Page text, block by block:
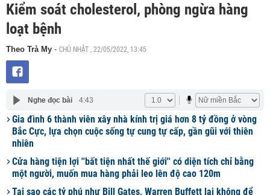
Kiểm soát cholesterol, phòng ngừa hàng
loạt bệnh
Theo Trà My - CHỦ NHẬT , 22/05/2022, 13:45
Nghe đọc bài 4:43
Gia đình 6 thành viên xây nhà kính trị giá hơn 8 tỷ đồng ở vòng
Bắc Cực, lựa chọn cuộc sống tự cung tự cấp, gần gũi với thiên
nhiên
Cửa hàng tiện lợi ''bất tiện nhất thế giới'' có diện tích chỉ bằng
một người, muốn mua hàng phải leo lên độ cao 120m
Tại sao các tỷ phú như Bill Gates, Warren Buffett lại không để